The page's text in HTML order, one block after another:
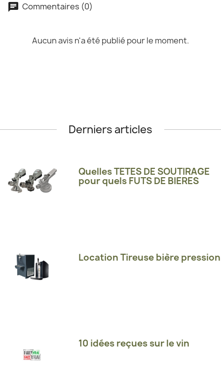
Commentaires (0)
Aucun avis n'a été publié pour le moment.
Derniers articles
Quelles TETES DE SOUTIRAGE
pour quels FUTS DE BIERES
Location Tireuse bière pression
10 idées reçues sur le vin